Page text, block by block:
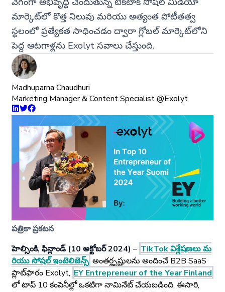
మార్కెట్‌లో కొత్త నిలువు మరియు అత్యంత పోటీతత్వ
స్థలంలో ప్రత్యేకత సాధించడం ద్వారా గ్లోబల్ మార్కెట్‌లోని
పెద్ద ఆటగాళ్లను Exolyt సవాలు చేస్తుంది.
Madhuparna Chaudhuri
Marketing Manager & Content Specialist @Exolyt
పత్రికా ప్రకటన
హెల్సింకి, ఫిన్లాండ్ (10 అక్టోబర్ 2024) – TikTok విశ్లేషణలు మ
రియు సోషల్ ఇంటెలిజెన్స్ అంతర్దృష్టులను అందించే B2B SaaS
ప్లాట్‌ఫారం Exolyt, EY Entrepreneur of the Year Finland
లో టాప్ 10 కంపెనీల్లో ఒకటిగా నామినేట్ చేయబడింది. ఈసారి,